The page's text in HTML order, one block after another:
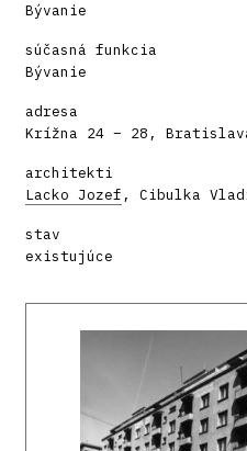
Bývanie
súčasná funkcia
Bývanie
adresa
Krížna 24 – 28,
architekti
Lacko Jozef , Cibulka
stav
existujúce